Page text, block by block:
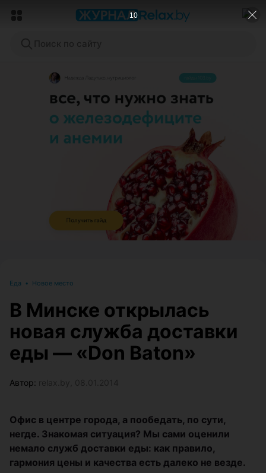
ЭФФЕКТИВНАЯ РЕКЛАМА НА САЙТЕ
Еда • Новое место
В Минске открылась
новая служба доставки
еды — «Don Baton»
Автор:
Офис в центре города, а пообедать, по сути,
негде. Знакомая ситуация? Мы сами оценили
немало служб доставки еды: как правило,
гармония цены и качества есть далеко не везде.
8